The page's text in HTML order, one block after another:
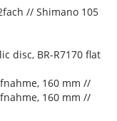
// Shimano 105
disc, BR-R7170 flat
160 mm //
160 mm //